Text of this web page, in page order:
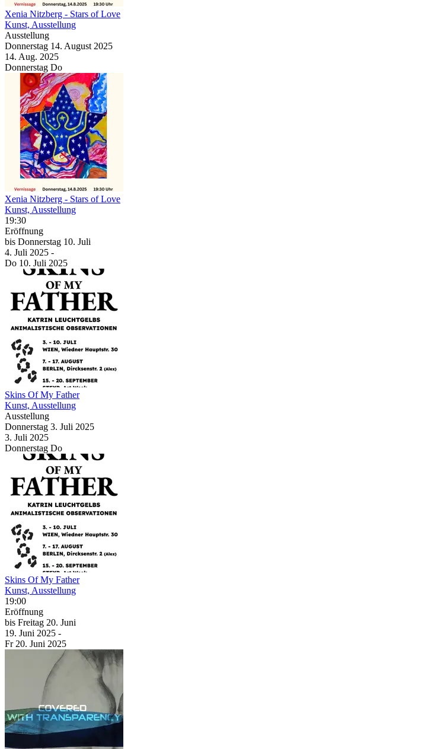
Xenia Nitzberg - Stars of Love
Kunst, Ausstellung
Ausstellung
Donnerstag 14. August 2025
14. Aug. 2025
Donnerstag Do
Xenia Nitzberg - Stars of Love
Kunst, Ausstellung
19:30
Eröffnung
bis Donnerstag 10. Juli
4. Juli 2025 -
Do 10. Juli 2025
Skins Of My Father
Kunst, Ausstellung
Ausstellung
Donnerstag 3. Juli 2025
3. Juli 2025
Donnerstag Do
Skins Of My Father
Kunst, Ausstellung
19:00
Eröffnung
bis Freitag 20. Juni
19. Juni 2025 -
Fr 20. Juni 2025